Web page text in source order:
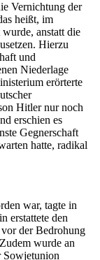
Vernichtung der
heißt, im
anstatt die
Hierzu
und
Niederlage
erörterte
Hitler nur noch
erschien es
Gegnerschaft
hatte, radikal
war, tagte in
erstattete den
der Bedrohung
wurde an
Sowjetunion